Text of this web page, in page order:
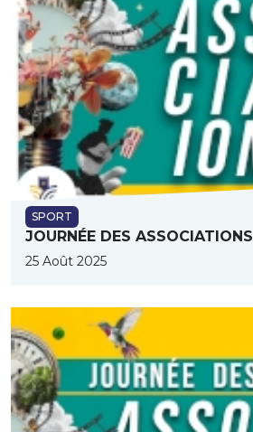
SPORT
JOURNÉE DES ASSOCIATIONS
25 Août 2025